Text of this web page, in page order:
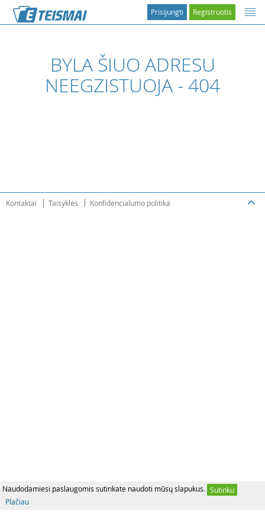
Naudodamiesi paslaugomis sutinkate naudoti mūsų slapukus. Sutinku
Plačiau
Registruotis
Prisijungti
BYLA ŠIUO ADRESU
NEEGZISTUOJA - 404
Kontaktai Taisyklės Konfidencialumo politika